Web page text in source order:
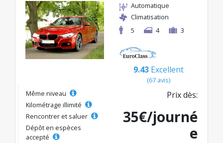
Automatique
Climatisation
5
4 3
9.43 Excellent
(67 avis)
Même niveau
Kilométrage illimité
Rencontrer et saluer
Dépôt en espèces
accepté
Prix dès:
35€/journé
e